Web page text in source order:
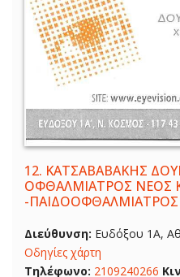
12. ΚΑΤΣΑΒΑΒΑΚΗΣ
ΟΦΘΑΛΜΙΑΤΡΟΣ
-
Διεύθυνση: Ευδόξου 1Α,
Οδηγίες χάρτη
Τηλέφωνο: 2109240266